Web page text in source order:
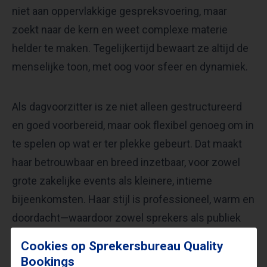
niet aan oppervlakkige gespreksvoering, maar
zoekt naar de kern en weet complexe materie
helder te maken. Tegelijkertijd bewaart ze altijd de
menselijke toon, met oog voor sfeer en dynamiek.
Als dagvoorzitter is ze niet alleen gestructureerd
en goed voorbereid, maar ook flexibel genoeg om in
te spelen op wat er ter plekke gebeurt. Dat maakt
haar betrouwbaar en breed inzetbaar, voor zowel
grote zakelijke events als kleinere, intieme
bijeenkomsten. Haar stijl is professioneel, warm en
doordacht—waardoor zowel sprekers als publiek
Cookies op Sprekersbureau Quality
Bookings